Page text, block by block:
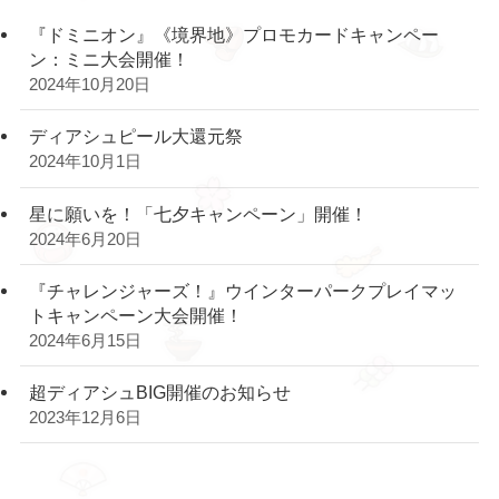
『ドミニオン』《境界地》プロモカードキャンペー
ン：ミニ大会開催！
2024年10月20日
ディアシュピール大還元祭
2024年10月1日
星に願いを！「七夕キャンペーン」開催！
2024年6月20日
『チャレンジャーズ！』ウインターパークプレイマッ
トキャンペーン大会開催！
2024年6月15日
超ディアシュBIG開催のお知らせ
2023年12月6日